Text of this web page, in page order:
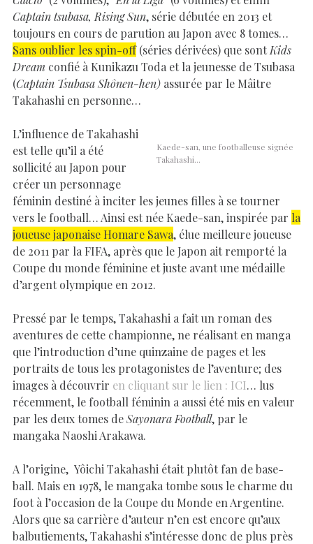
Captain tsubasa, Rising Sun, série débutée en 2013 et
toujours en cours de parution au Japon avec 8 tomes…
Sans oublier les spin-off(séries dérivées) que sont Kids
Dream confié à Kunikazu Toda et la jeunesse de Tsubasa
(Captain TsubasaShônen-hen) assurée par le Mâitre
Takahashi en personne…
Kaede-san, une footballeuse signée
Takahashi…
L’influence de Takahashi
est telle qu’il a été
sollicité au Japon pour
créer un personnage
féminin destiné à inciter les jeunes filles à se tourner
vers le football… Ainsi est née Kaede-san, inspirée par la
joueuse japonaise Homare Sawa, élue meilleure joueuse
de 2011 par la FIFA, après que le Japon ait remporté la
Coupe du monde féminine et juste avant une médaille
d’argent olympique en 2012.
Pressé par le temps, Takahashi a fait un roman des
aventures de cette championne, ne réalisant en manga
que l’introduction d’une quinzaine de pages et les
portraits de tous les protagonistes de l’aventure; des
images à découvrir en cliquant sur le lien : ICI… lus
récemment, le football féminin a aussi été mis en valeur
par les deux tomes deSayonara Football, par le
mangaka Naoshi Arakawa.
A l’origine, Yôichi Takahashi était plutôt fan de base-
ball. Mais en 1978, le mangaka tombe sous le charme du
foot à l’occasion de la Coupe du Monde en Argentine.
Alors que sa carrière d’auteur n’en est encore qu’aux
balbutiements, Takahashi s’intéresse donc de plus près